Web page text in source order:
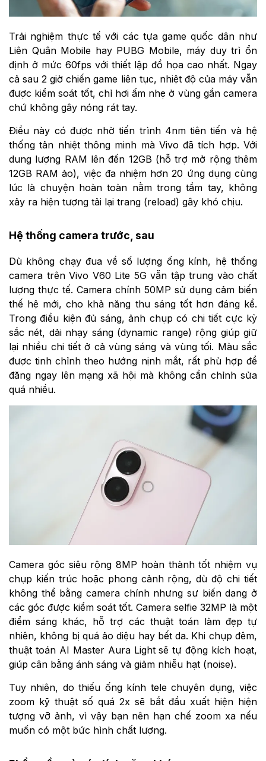
Trải nghiệm thực tế với các tựa game quốc dân như
Liên Quân Mobile hay PUBG Mobile, máy duy trì ổn
định ở mức 60fps với thiết lập đồ họa cao nhất. Ngay
cả sau 2 giờ chiến game liên tục, nhiệt độ của máy vẫn
được kiểm soát tốt, chỉ hơi ấm nhẹ ở vùng gần camera
chứ không gây nóng rát tay.
Điều này có được nhờ tiến trình 4nm tiên tiến và hệ
thống tản nhiệt thông minh mà Vivo đã tích hợp. Với
dung lượng RAM lên đến 12GB (hỗ trợ mở rộng thêm
12GB RAM ảo), việc đa nhiệm hơn 20 ứng dụng cùng
lúc là chuyện hoàn toàn nằm trong tầm tay, không
xảy ra hiện tượng tải lại trang (reload) gây khó chịu.
Hệ thống camera trước, sau
Dù không chạy đua về số lượng ống kính, hệ thống
camera trên Vivo V60 Lite 5G vẫn tập trung vào chất
lượng thực tế. Camera chính 50MP sử dụng cảm biến
thế hệ mới, cho khả năng thu sáng tốt hơn đáng kể.
Trong điều kiện đủ sáng, ảnh chụp có chi tiết cực kỳ
sắc nét, dải nhạy sáng (dynamic range) rộng giúp giữ
lại nhiều chi tiết ở cả vùng sáng và vùng tối. Màu sắc
được tinh chỉnh theo hướng nịnh mắt, rất phù hợp để
đăng ngay lên mạng xã hội mà không cần chỉnh sửa
quá nhiều.
Camera góc siêu rộng 8MP hoàn thành tốt nhiệm vụ
chụp kiến trúc hoặc phong cảnh rộng, dù độ chi tiết
không thể bằng camera chính nhưng sự biến dạng ở
các góc được kiểm soát tốt. Camera selfie 32MP là một
điểm sáng khác, hỗ trợ các thuật toán làm đẹp tự
nhiên, không bị quá ảo diệu hay bết da. Khi chụp đêm,
thuật toán AI Master Aura Light sẽ tự động kích hoạt,
giúp cân bằng ánh sáng và giảm nhiễu hạt (noise).
Tuy nhiên, do thiếu ống kính tele chuyên dụng, việc
zoom kỹ thuật số quá 2x sẽ bắt đầu xuất hiện hiện
tượng vỡ ảnh, vì vậy bạn nên hạn chế zoom xa nếu
muốn có một bức hình chất lượng.